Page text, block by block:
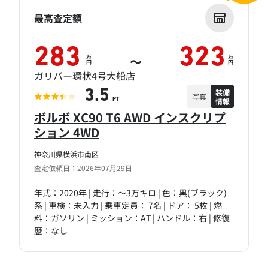
神奈川県横浜市南区
査定依頼日：2026年07月29日
ボルボ XC90 T6 AWD インスクリプ
ション 4WD
年式：2020年 | 走行：～3万キロ | 色：黒(ブラック)
系 | 車検：未入力 | 乗車定員： 7名 | ドア： 5枚 | 燃
料：ガソリン | ミッション：AT | ハンドル：右 | 修復
歴：なし
最高査定額
283 万
円 ～ 323 万
円
ガリバー環状4号大船店
3.5 PT 写真
装備
情報